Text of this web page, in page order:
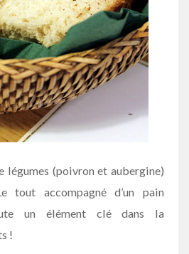
légumes (poivron et aubergine)
tout accompagné d’un pain
un élément clé dans la
!